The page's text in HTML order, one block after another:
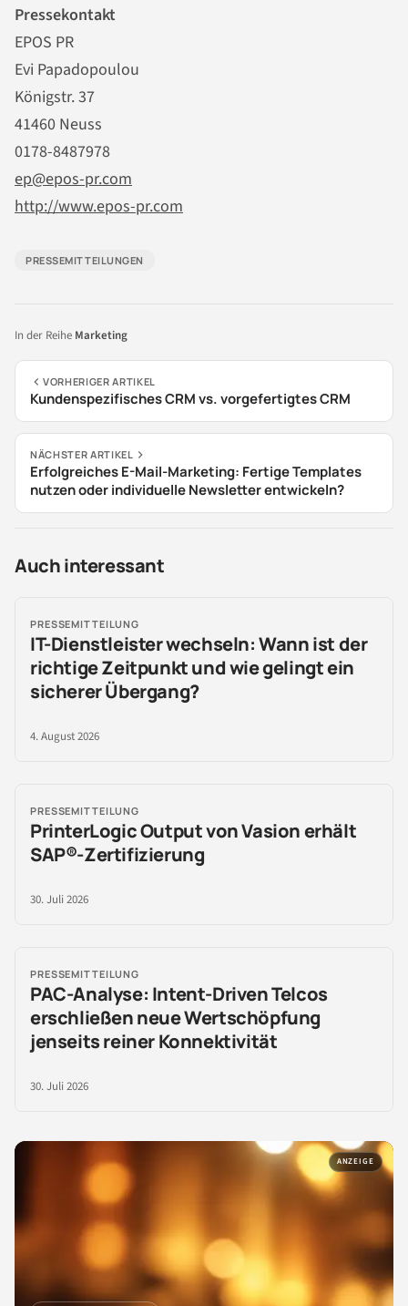
Pressekontakt
EPOS PR
Evi Papadopoulou
Königstr. 37
41460 Neuss
0178-8487978
ep@epos-pr.com
http://www.epos-pr.com
PRESSEMITTEILUNGEN
In der Reihe Marketing
VORHERIGER ARTIKEL
Kundenspezifisches CRM vs. vorgefertigtes CRM
NÄCHSTER ARTIKEL
Erfolgreiches E-Mail-Marketing: Fertige Templates
nutzen oder individuelle Newsletter entwickeln?
Auch interessant
PRESSEMITTEILUNG
IT-Dienstleister wechseln: Wann ist der
richtige Zeitpunkt und wie gelingt ein
sicherer Übergang?
4. August 2026
PRESSEMITTEILUNG
PrinterLogic Output von Vasion erhält
SAP®-Zertifizierung
30. Juli 2026
PRESSEMITTEILUNG
PAC-Analyse: Intent-Driven Telcos
erschließen neue Wertschöpfung
jenseits reiner Konnektivität
30. Juli 2026
ANZEIGE